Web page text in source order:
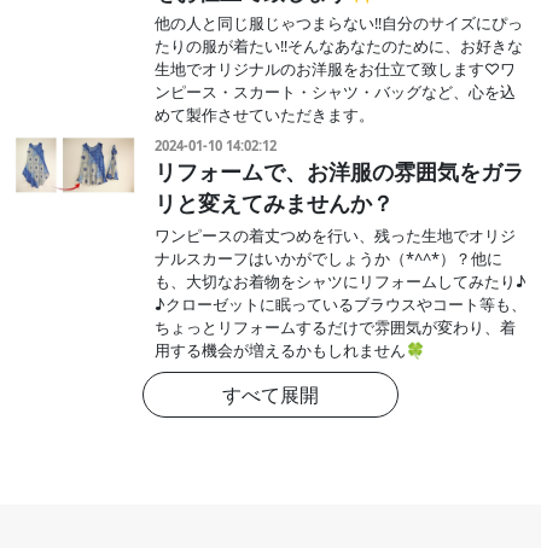
他の人と同じ服じゃつまらない‼️自分のサイズにぴっ
たりの服が着たい‼️そんなあなたのために、お好きな
生地でオリジナルのお洋服をお仕立て致します♡ワ
ンピース・スカート・シャツ・バッグなど、心を込
めて製作させていただきます。
2024-01-10 14:02:12
リフォームで、お洋服の雰囲気をガラ
リと変えてみませんか？
ワンピースの着丈つめを行い、残った生地でオリジ
ナルスカーフはいかがでしょうか（*^^*）？他に
も、大切なお着物をシャツにリフォームしてみたり♪
♪クローゼットに眠っているブラウスやコート等も、
ちょっとリフォームするだけで雰囲気が変わり、着
用する機会が増えるかもしれません🍀
すべて展開